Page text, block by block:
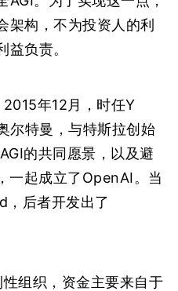
架构，不为投资人的利
益负责。
年12月，时任Y
尔特曼，与特斯拉创始
的共同愿景，以及避
一起成立了OpenAI。当
，后者开发出了
组织，资金主要来自于